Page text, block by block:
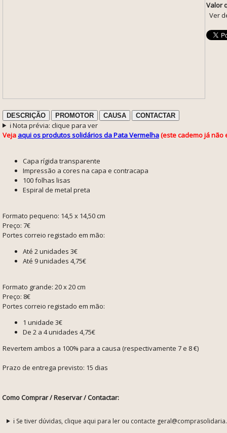
Valor
Ver
DESCRIÇÃO PROMOTOR CAUSA CONTACTAR
ℹ️ Nota prévia: clique para ver
Veja aqui os produtos solidários da Pata Vermelha(este cademo já não
Capa rígida transparente
Impressão a cores na capa e contracapa
100 folhas lisas
Espiral de metal preta
Formato pequeno: 14,5 x 14,50 cm
Preço: 7€
Portes correio registado em mão:
Até 2 unidades 3€
Até 9 unidades 4,75€
Formato grande: 20 x 20 cm
Preço: 8€
Portes correio registado em mão:
1 unidade 3€
De 2 a 4 unidades 4,75€
Revertem ambos a 100% para a causa (respectivamente 7 e 8 €)
Prazo de entrega previsto: 15 dias
Como Comprar / Reservar / Contactar:
ℹ️ Se tiver dúvidas, clique aqui para ler ou contacte